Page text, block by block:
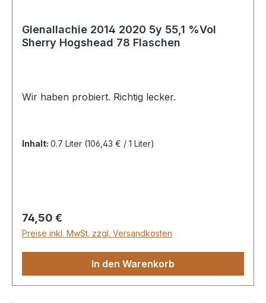
Glenallachie 2014 2020 5y 55,1 %Vol
Sherry Hogshead 78 Flaschen
Wir haben probiert. Richtig lecker.
Inhalt: 0.7 Liter (106,43 € / 1 Liter)
Regulärer Preis:
74,50 €
Preise inkl. MwSt. zzgl. Versandkosten
In den Warenkorb